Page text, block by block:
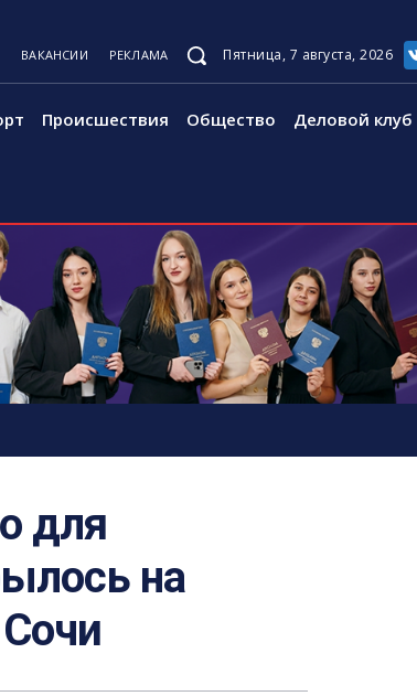
ВАКАНСИИ РЕКЛАМА Пятница, 7 августа, 2026
Происшествия Общество Деловой клуб
для
на